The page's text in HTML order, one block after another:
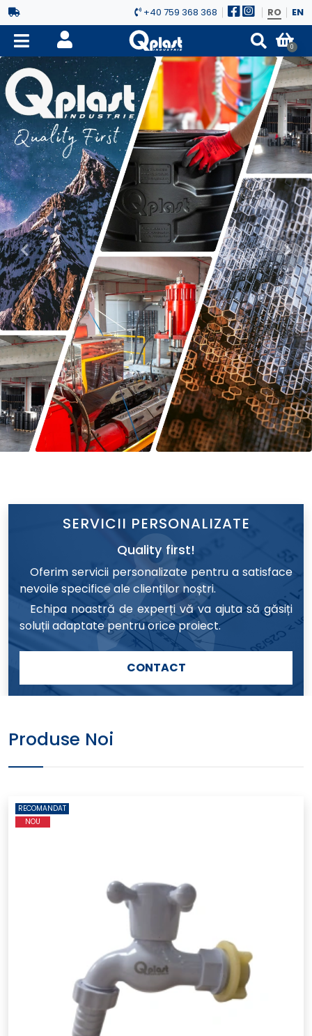
+40 759 368 368 RO EN
0
Previous Next
SERVICII PERSONALIZATE
Quality first!
Oferim servicii personalizate pentru a satisface
nevoile specifice ale clienților noștri.
Echipa noastră de experți vă va ajuta să găsiți
soluții adaptate pentru orice proiect.
CONTACT
Produse Noi
RECOMANDAT
NOU